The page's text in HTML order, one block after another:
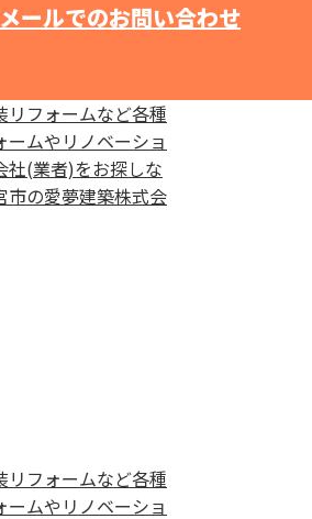
メールでのお問い合わせ